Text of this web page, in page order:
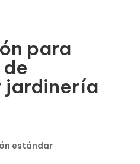
para
jardinería
estándar